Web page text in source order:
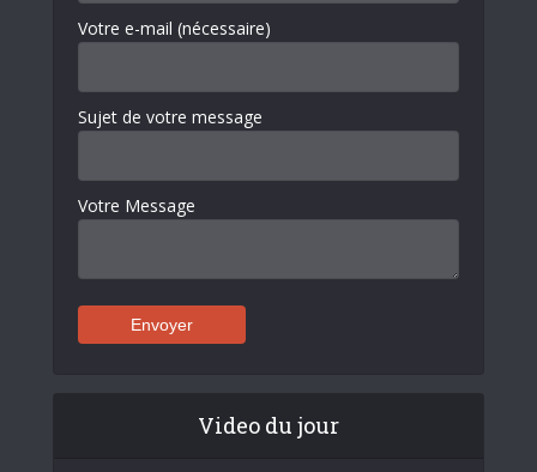
Votre e-mail (nécessaire)
Sujet de votre message
Votre Message
Video du jour